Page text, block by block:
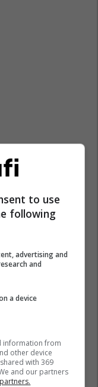
to use
following
advertising and
and
a device
information from
other device
with 369
and our partners